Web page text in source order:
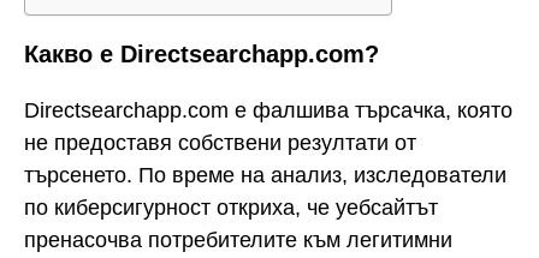
Какво е Directsearchapp.com?
Directsearchapp.com е фалшива търсачка, която
не предоставя собствени резултати от
търсенето. По време на анализ, изследователи
по киберсигурност откриха, че уебсайтът
пренасочва потребителите към легитимни